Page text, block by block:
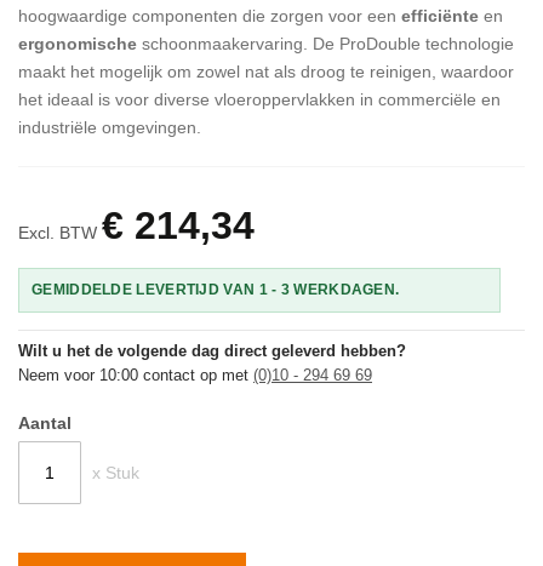
hoogwaardige componenten die zorgen voor een efficiënte en
ergonomische schoonmaakervaring.
De ProDouble technologie
maakt het mogelijk om zowel nat als droog te reinigen, waardoor
het ideaal is voor diverse vloeroppervlakken in commerciële en
industriële omgevingen.
Excl. BTW € 214,34
GEMIDDELDE LEVERTIJD VAN 1 - 3 WERKDAGEN.
Wilt u het de volgende dag direct geleverd hebben?
Neem voor 10:00 contact op met (0)10 - 294 69 69
Aantal
x Stuk